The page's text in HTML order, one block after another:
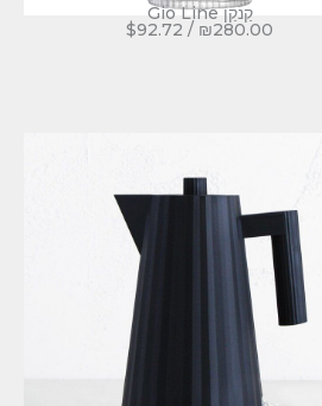
קַנקַן Gio Line
₪280.00
/
$92.72